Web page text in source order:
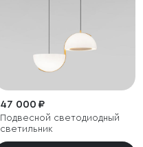
47 000 ₽
Подвесной светодиодный
светильник